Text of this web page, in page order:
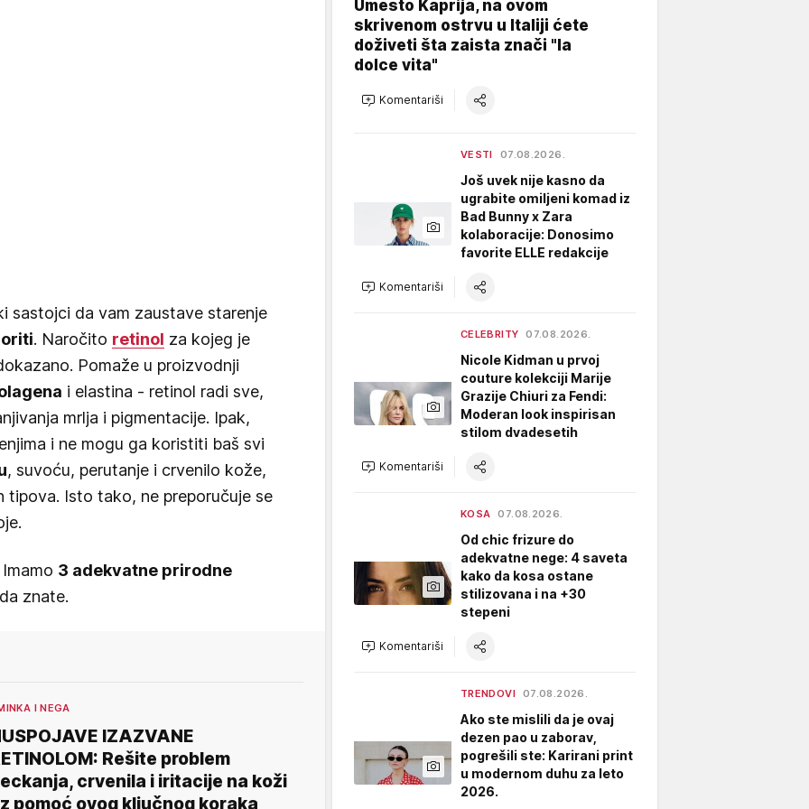
sastojci da vam zaustave starenje
. Naročito retinol za kojeg je
Pomaže u proizvodnji
i elastina - retinol radi sve,
mrlja i pigmentacije. Ipak,
i ne mogu ga koristiti baš svi
, suvoću, perutanje i crvenilo kože,
tipova. Isto tako, ne preporučuje se
3 adekvatne prirodne
znate.
I NEGA
IZAZVANE
Rešite problem
crvenila i iritacije na koži
pomoć ovog ključnog koraka
Umesto Kaprija, na ovom
skrivenom ostrvu u Italiji ćete
doživeti šta zaista znači "la
dolce vita"
Komentariši
VESTI 07.08.2026.
Još uvek nije kasno da
ugrabite omiljeni komad iz
Bad Bunny x Zara
kolaboracije: Donosimo
favorite ELLE redakcije
Komentariši
CELEBRITY 07.08.2026.
Nicole Kidman u prvoj
couture kolekciji Marije
Grazije Chiuri za Fendi:
Moderan look inspirisan
stilom dvadesetih
Komentariši
KOSA 07.08.2026.
Od chic frizure do
adekvatne nege: 4 saveta
kako da kosa ostane
stilizovana i na +30
stepeni
Komentariši
TRENDOVI 07.08.2026.
Ako ste mislili da je ovaj
dezen pao u zaborav,
pogrešili ste: Karirani print
u modernom duhu za leto
2026.